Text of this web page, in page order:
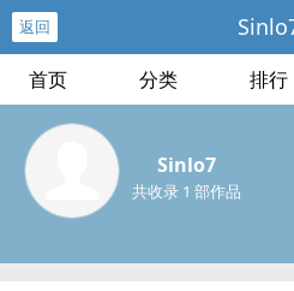
返回
首页 分类 排行
Sinlo7
共收录 1 部作品